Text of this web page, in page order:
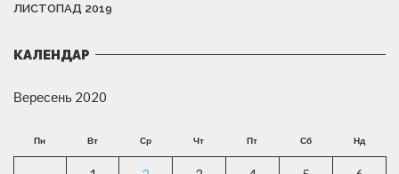
ЛИСТОПАД 2019
КАЛЕНДАР
Вересень 2020
Пн Вт Ср Чт Пт Сб Нд